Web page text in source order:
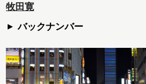
牧田寛
バックナンバー